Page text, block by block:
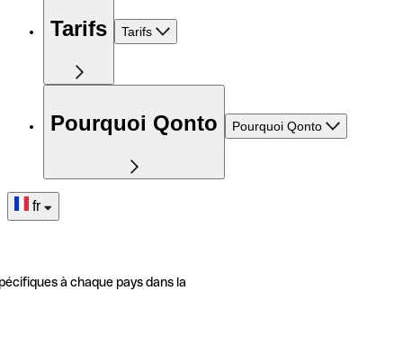
Tarifs Tarifs
Pourquoi Qonto Pourquoi Qonto
fr
à chaque pays dans la